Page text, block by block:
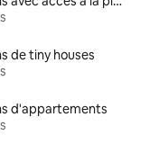
de tiny houses
d'appartements